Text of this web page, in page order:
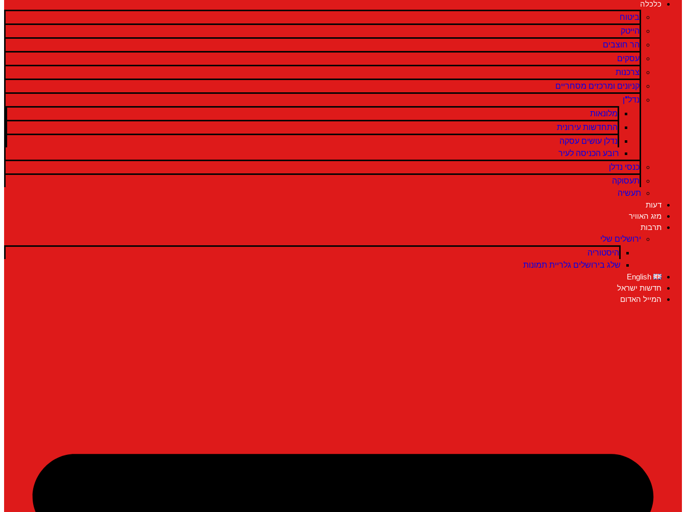
כלכלה
ביטוח
הייטק
הר חוצבים
עסקים
צרכנות
קניונים ומרכזים מסחריים
נדל"ן
מלונאות
התחדשות עירונית
נדלן עושים עסקה
רובע הכניסה לעיר
כנסי נדלן
תעסוקה
תעשיה
דעות
מזג האוויר
תרבות
ירושלים שלי
היסטוריה
שלג בירושלים גלריית תמונות
English
חדשות ישראל
המייל האדום